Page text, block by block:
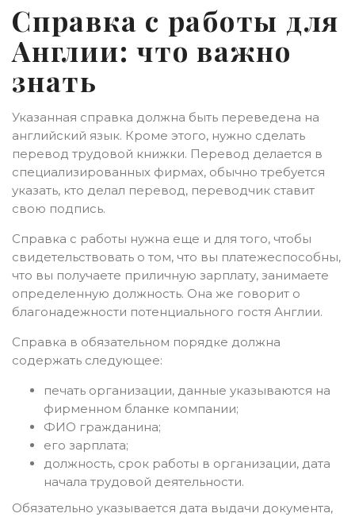
Справка с работы для
Англии: что важно
знать
Указанная справка должна быть переведена на
английский язык. Кроме этого, нужно сделать
перевод трудовой книжки. Перевод делается в
специализированных фирмах, обычно требуется
указать, кто делал перевод, переводчик ставит
свою подпись.
Справка с работы нужна еще и для того, чтобы
свидетельствовать о том, что вы платежеспособны,
что вы получаете приличную зарплату, занимаете
определенную должность. Она же говорит о
благонадежности потенциального гостя Англии.
Справка в обязательном порядке должна
содержать следующее:
печать организации, данные указываются на
фирменном бланке компании;
ФИО гражданина;
его зарплата;
должность, срок работы в организации, дата
начала трудовой деятельности.
Обязательно указывается дата выдачи документа,